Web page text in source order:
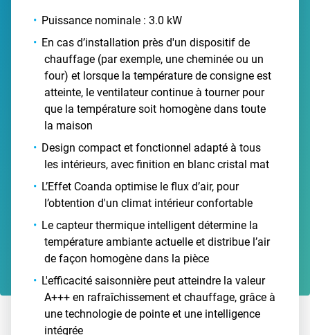
Puissance nominale : 3.0 kW
En cas d’installation près d'un dispositif de
chauffage (par exemple, une cheminée ou un
four) et lorsque la température de consigne est
atteinte, le ventilateur continue à tourner pour
que la température soit homogène dans toute
la maison
Design compact et fonctionnel adapté à tous
les intérieurs, avec finition en blanc cristal mat
L’Effet Coanda optimise le flux d’air, pour
l’obtention d'un climat intérieur confortable
Le capteur thermique intelligent détermine la
température ambiante actuelle et distribue l’air
de façon homogène dans la pièce
L'efficacité saisonnière peut atteindre la valeur
A+++ en rafraîchissement et chauffage, grâce à
une technologie de pointe et une intelligence
intégrée